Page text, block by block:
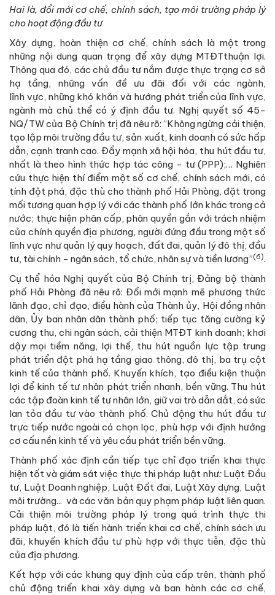
Hai là, đổi mới cơ chế, chính sách, tạo môi trường pháp lý
cho hoạt động đầu tư
Xây dựng, hoàn thiện cơ chế, chính sách là một trong
những nội dung quan trọng để xây dựng MTĐTthuận lợi.
Thông qua đó, các chủ đầu tư nắm được thực trạng cơ sở
hạ tầng, những vấn đề ưu đãi đối với các ngành,
lĩnh vực, những khó khăn và hướng phát triển của lĩnh vực,
ngành mà chủ thể có ý định đầu tư. Nghị quyết số 45-
NQ/TW của Bộ Chính trị đã nêu rõ: “Không ngừng cải thiện,
tạo lập môi trường đầu tư, sản xuất, kinh doanh có sức hấp
dẫn, cạnh tranh cao. Đẩy mạnh xã hội hóa, thu hút đầu tư,
nhất là theo hình thức hợp tác công - tư (PPP);… Nghiên
cứu thực hiện thí điểm một số cơ chế, chính sách mới, có
tính đột phá, đặc thù cho thành phố Hải Phòng, đặt trong
mối tương quan hợp lý với các thành phố lớn khác trong cả
nước; thực hiện phân cấp, phân quyền gắn với trách nhiệm
của chính quyền địa phương, người đứng đầu trong một số
lĩnh vực như quản lý quy hoạch, đất đai, quản lý đô thị, đầu
tư, tài chính - ngân sách, tổ chức, nhân sự và tiền lương”(6).
Cụ thể hóa Nghị quyết của Bộ Chính trị, Đảng bộ thành
phố Hải Phòng đã nêu rõ: Đổi mới mạnh mẽ phương thức
lãnh đạo, chỉ đạo, điều hành của Thành ủy, Hội đồng nhân
dân, Ủy ban nhân dân thành phố; tiếp tục tăng cường kỷ
cương thu, chi ngân sách, cải thiện MTĐT kinh doanh; khơi
dậy mọi tiềm năng, lợi thế, thu hút nguồn lực tập trung
phát triển đột phá hạ tầng giao thông, đô thị, ba trụ cột
kinh tế của thành phố. Khuyến khích, tạo điều kiện thuận
lợi để kinh tế tư nhân phát triển nhanh, bền vững. Thu hút
các tập đoàn kinh tế tư nhân lớn, giữ vai trò dẫn dắt, có sức
lan tỏa đầu tư vào thành phố. Chủ động thu hút đầu tư
trực tiếp nước ngoài có chọn lọc, phù hợp với định hướng
cơ cấu nền kinh tế và yêu cầu phát triển bền vững.
Thành phố xác định cần tiếp tục chỉ đạo triển khai thực
hiện tốt và giám sát việc thực thi pháp luật như:Luật Đầu
tư, Luật Doanh nghiệp, Luật Đất đai, Luật Xây dựng, Luật
môi trường... và các văn bản quy phạm pháp luật liên quan.
Cải thiện môi trường pháp lý trong quá trình thực thi
pháp luật, đó là tiến hành triển khai cơ chế, chính sách ưu
đãi, khuyến khích đầu tư phù hợp với thực tiễn, đặc thù
của địa phương.
Kết hợp với các khung quy định của cấp trên, thành phố
chủ động triển khai xây dựng và ban hành các cơ chế,